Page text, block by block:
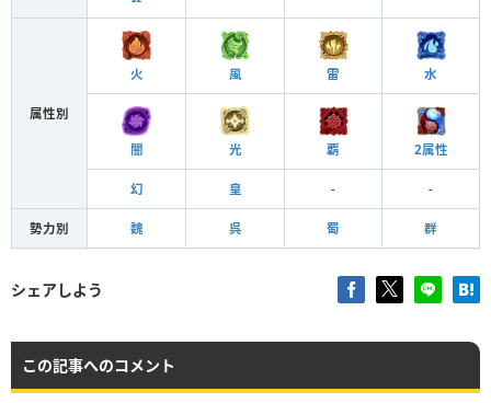
属性別
火 風 雷 水
闇 光 覇 2属性
幻 皇 - -
勢力別 魏 呉 蜀 群
シェアしよう
この記事へのコメント